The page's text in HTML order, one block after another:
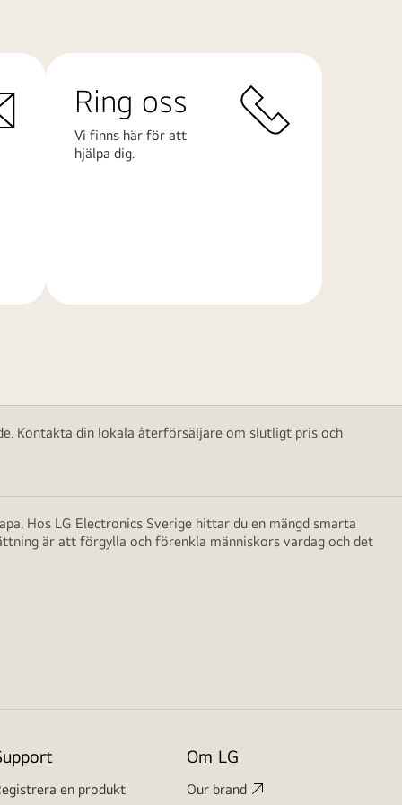
Ring oss
Vi finns här för att
hjälpa dig.
Kontakta din lokala återförsäljare om slutligt pris och
Hos LG Electronics Sverige hittar du en mängd smarta
är att förgylla och förenkla människors vardag och det
en produkt
Om LG
Our brand